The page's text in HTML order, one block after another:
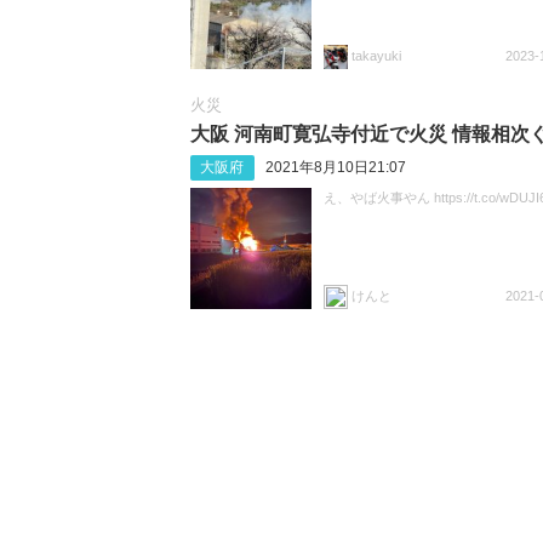
takayuki 2023-
火災
大阪 河南町寛弘寺付近で火災 情報相次
大阪府 2021年8月10日21:07
え、やば火事やん https://t.co/
けんと 2021-